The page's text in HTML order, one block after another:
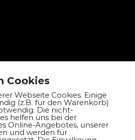
Cookies
Webseite Cookies. Einige
(z.B. für den Warenkorb)
Die nicht-
helfen uns bei der
Online-Angebotes, unserer
und werden für